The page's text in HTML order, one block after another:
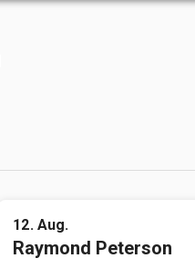
12. Aug.
Raymond Peterson